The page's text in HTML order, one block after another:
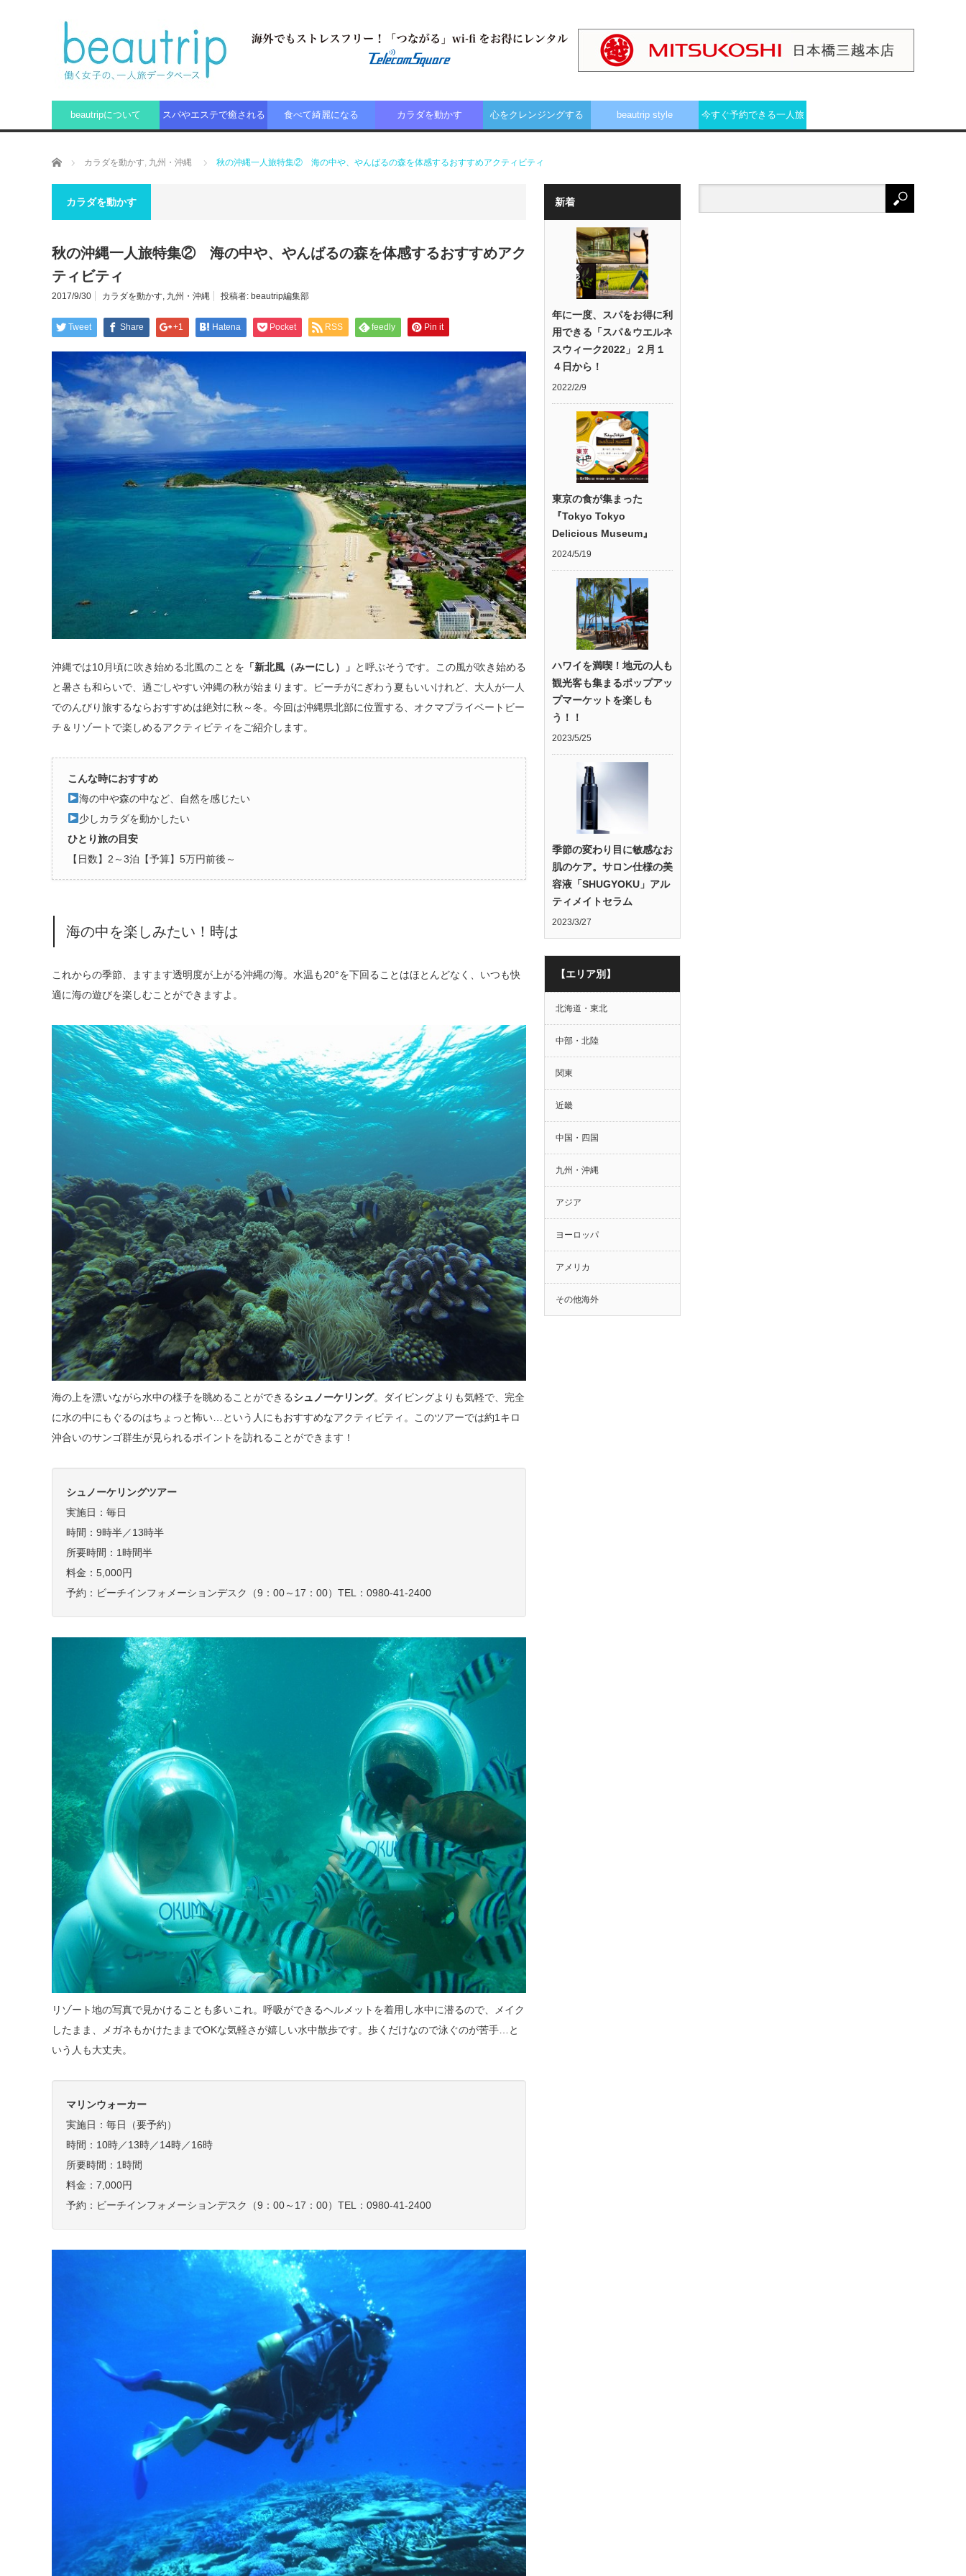
beautripについて スパやエステで癒される 食べて綺麗になる カラダを動かす 心をクレンジングする beautrip style 今すぐ予約できる一人旅
ホーム カラダを動かす, 九州・沖縄 秋の沖縄一人旅特集② 海の中や、やんばるの森を体感するおすすめアクティビティ
カラダを動かす
秋の沖縄一人旅特集② 海の中や、やんばるの森を体感するおすすめアク
ティビティ
2017/9/30 カラダを動かす, 九州・沖縄 投稿者: beautrip編集部
Tweet Share +1 Hatena Pocket RSS feedly Pin it
沖縄では10月頃に吹き始める北風のことを 「新北風（みーにし）」 と呼ぶそうです。この風が吹き始める
と暑さも和らいで、過ごしやすい沖縄の秋が始まります。ビーチがにぎわう夏もいいけれど、大人が一人
でのんびり旅するならおすすめは絶対に秋～冬。今回は沖縄県北部に位置する、オクマプライベートビー
チ＆リゾートで楽しめるアクティビティをご紹介します。
こんな時におすすめ
海の中や森の中など、自然を感じたい
少しカラダを動かしたい
ひとり旅の目安
【日数】2～3泊【予算】5万円前後～
海の中を楽しみたい！時は
これからの季節、ますます透明度が上がる沖縄の海。水温も20°を下回ることはほとんどなく、いつも快
適に海の遊びを楽しむことができますよ。
海の上を漂いながら水中の様子を眺めることができるシュノーケリング。ダイビングよりも気軽で、完全
に水の中にもぐるのはちょっと怖い…という人にもおすすめなアクティビティ。このツアーでは約1キロ
沖合いのサンゴ群生が見られるポイントを訪れることができます！
シュノーケリングツアー
実施日：毎日
時間：9時半／13時半
所要時間：1時間半
料金：5,000円
予約：ビーチインフォメーションデスク（9：00～17：00）TEL：0980-41-2400
リゾート地の写真で見かけることも多いこれ。呼吸ができるヘルメットを着用し水中に潜るので、メイク
したまま、メガネもかけたままでOKな気軽さが嬉しい水中散歩です。歩くだけなので泳ぐのが苦手…と
いう人も大丈夫。
マリンウォーカー
実施日：毎日（要予約）
時間：10時／13時／14時／16時
所要時間：1時間
料金：7,000円
予約：ビーチインフォメーションデスク（9：00～17：00）TEL：0980-41-2400
新着
年に一度、スパをお得に利
用できる「スパ＆ウエルネ
スウィーク2022」２月１
４日から！
2022/2/9
東京の食が集まった
『Tokyo Tokyo
Delicious Museum』
2024/5/19
ハワイを満喫！地元の人も
観光客も集まるポップアッ
プマーケットを楽しも
う！！
2023/5/25
季節の変わり目に敏感なお
肌のケア。サロン仕様の美
容液「SHUGYOKU」アル
ティメイトセラム
2023/3/27
【エリア別】
北海道・東北
中部・北陸
関東
近畿
中国・四国
九州・沖縄
アジア
ヨーロッパ
アメリカ
その他海外